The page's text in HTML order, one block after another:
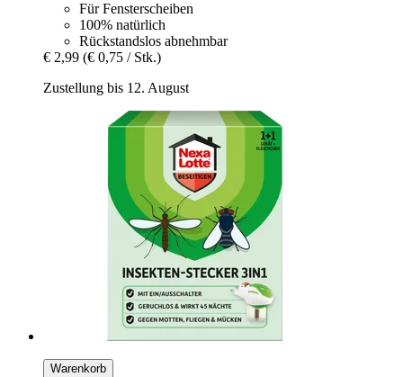
Für Fensterscheiben
100% natürlich
Rückstandslos abnehmbar
€ 2,99 (€ 0,75 / Stk.)
Zustellung bis 12. August
Warenkorb